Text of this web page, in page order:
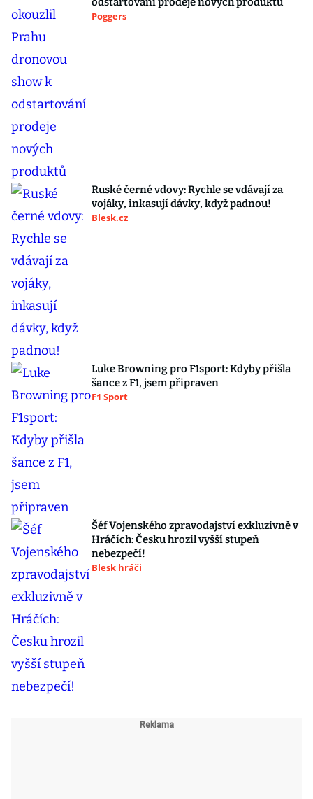
Poggers
Ruské černé vdovy: Rychle se vdávají za
vojáky, inkasují dávky, když padnou!
Blesk.cz
Luke Browning pro F1sport: Kdyby přišla
šance z F1, jsem připraven
F1 Sport
Šéf Vojenského zpravodajství exkluzivně v
Hráčích: Česku hrozil vyšší stupeň
nebezpečí!
Blesk hráči